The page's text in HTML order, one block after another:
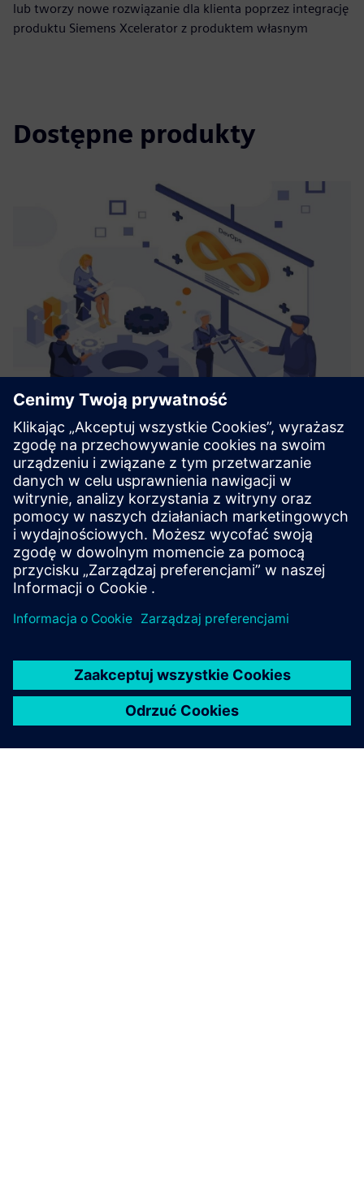
lub tworzy nowe rozwiązanie dla klienta poprzez integrację
produktu Siemens Xcelerator z produktem własnym
Dostępne produkty
CoNet Smart Batch Connect
Smart Batch Connect is an abstraction layer on top of
Simatic Batch which enables integration with different
systems (ERP, MOM, Cloud, Web).
Dowiedz się więcej